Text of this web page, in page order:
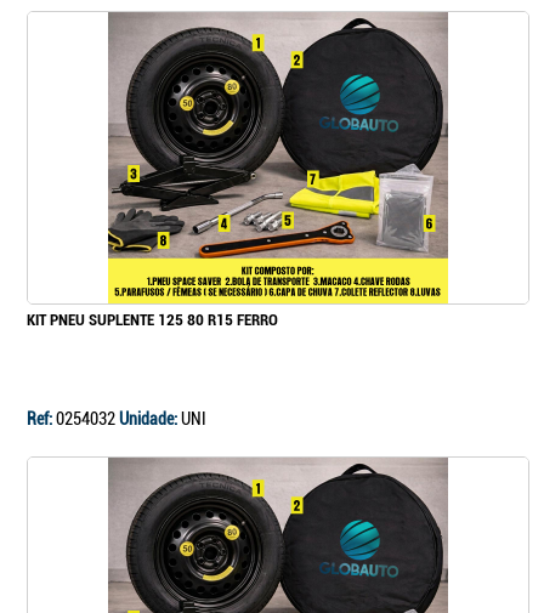
KIT PNEU SUPLENTE 125 80 R15 FERRO
Ref:0254032Unidade:UNI